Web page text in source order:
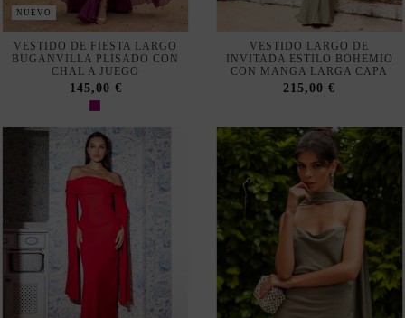
NUEVO
VESTIDO DE FIESTA LARGO
BUGANVILLA PLISADO CON
CHAL A JUEGO
145,00 €
VESTIDO LARGO DE
INVITADA ESTILO BOHEMIO
CON MANGA LARGA CAPA
215,00 €